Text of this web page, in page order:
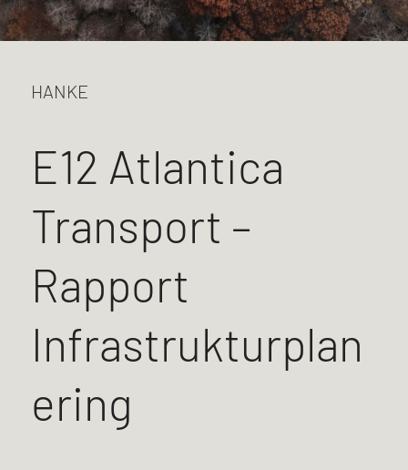
HANKE
E12 Atlantica
Transport –
Rapport
Infrastrukturplan
ering